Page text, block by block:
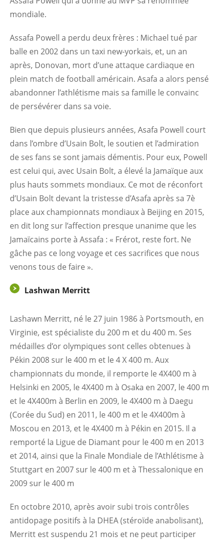
mondiale.
Assafa Powell a perdu deux frères : Michael tué par
balle en 2002 dans un taxi new-yorkais, et, un an
après, Donovan, mort d’une attaque cardiaque en
plein match de football américain. Asafa a alors pensé
abandonner l’athlétisme mais sa famille le convainc
de persévérer dans sa voie.
Bien que depuis plusieurs années, Asafa Powell court
dans l’ombre d’Usain Bolt, le soutien et l’admiration
de ses fans se sont jamais démentis. Pour eux, Powell
est celui qui, avec Usain Bolt, a élevé la Jamaïque aux
plus hauts sommets mondiaux. Ce mot de réconfort
d’Usain Bolt devant la tristesse d’Asafa après sa 7è
place aux championnats mondiaux à Beijing en 2015,
en dit long sur l’affection presque unanime que les
Jamaïcains porte à Assafa : « Frérot, reste fort. Ne
gâche pas ce long voyage et ces sacrifices que nous
venons tous de faire ».
Lashwan Merritt
Lashawn Merritt, né le 27 juin 1986 à Portsmouth, en
Virginie, est spécialiste du 200 m et du 400 m. Ses
médailles d’or olympiques sont celles obtenues à
Pékin 2008 sur le 400 m et le 4 X 400 m. Aux
championnats du monde, il remporte le 4X400 m à
Helsinki en 2005, le 4X400 m à Osaka en 2007, le 400 m
et le 4X400m à Berlin en 2009, le 4X400 m à Daegu
(Corée du Sud) en 2011, le 400 m et le 4X400m à
Moscou en 2013, et le 4X400 m à Pékin en 2015. Il a
remporté la Ligue de Diamant pour le 400 m en 2013
et 2014, ainsi que la Finale Mondiale de l’Athlétisme à
Stuttgart en 2007 sur le 400 m et à Thessalonique en
2009 sur le 400 m
En octobre 2010, après avoir subi trois contrôles
antidopage positifs à la DHEA (stéroïde anabolisant),
Merritt est suspendu 21 mois et ne peut participer